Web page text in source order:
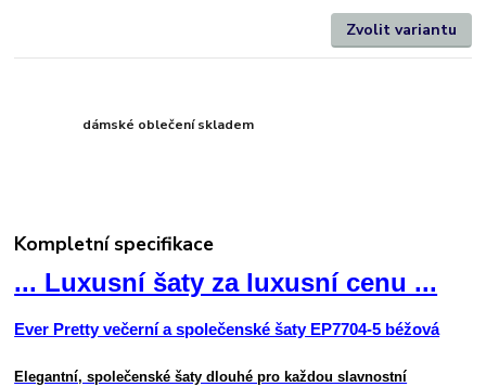
Zvolit variantu
dámské oblečení skladem
Kompletní specifikace
... Luxusní šaty za luxusní cenu ...
Ever Pretty večerní a společenské šaty EP7704-5 béžová
Elegantní, společenské šaty dlouhé pro každou slavnostní